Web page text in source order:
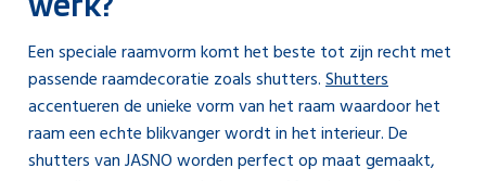
Een speciale raamvorm komt het beste tot zijn recht met
passende raamdecoratie zoals shutters.Shutters
accentueren de unieke vorm van het raam waardoor het
raam een echte blikvanger wordt in het interieur. De
shutters van JASNO worden perfect op maat gemaakt,